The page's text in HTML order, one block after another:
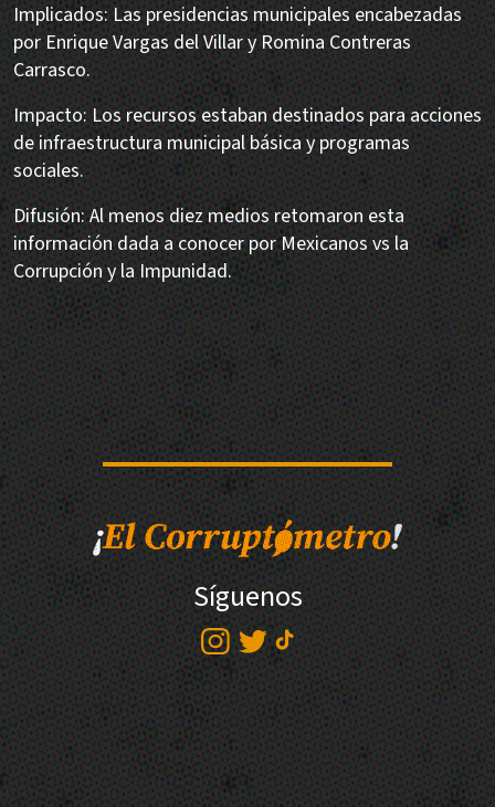
Implicados: Las presidencias municipales encabezadas
por Enrique Vargas del Villar y Romina Contreras
Carrasco.
Impacto: Los recursos estaban destinados para acciones
de infraestructura municipal básica y programas
sociales.
Difusión: Al menos diez medios retomaron esta
información dada a conocer por Mexicanos vs la
Corrupción y la Impunidad.
Síguenos